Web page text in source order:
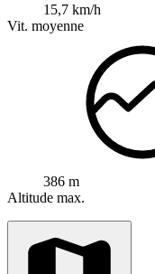
15,7 km/h
Vit. moyenne
386 m
Altitude max.